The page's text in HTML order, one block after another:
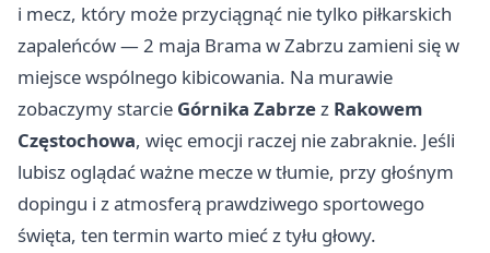
i mecz, który może przyciągnąć nie tylko piłkarskich
zapaleńców — 2 maja Brama w Zabrzu zamieni się w
miejsce wspólnego kibicowania. Na murawie
zobaczymy starcie Górnika Zabrzez Rakowem
Częstochowa, więc emocji raczej nie zabraknie. Jeśli
lubisz oglądać ważne mecze w tłumie, przy głośnym
dopingu i z atmosferą prawdziwego sportowego
święta, ten termin warto mieć z tyłu głowy.